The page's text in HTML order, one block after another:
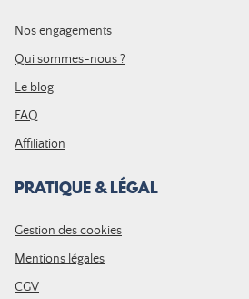
Nos engagements
Qui sommes-nous ?
Le blog
FAQ
Affiliation
PRATIQUE & LÉGAL
Gestion des cookies
Mentions légales
CGV